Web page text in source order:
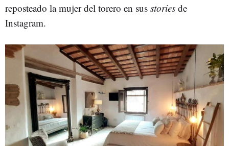
reposteado la mujer del torero en sus stories de
Instagram.